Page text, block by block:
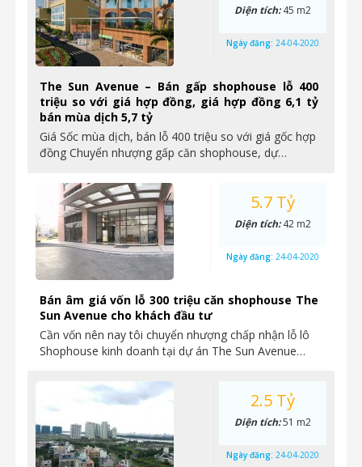
The Sun Avenue – Bán gấp shophouse lỗ 400
triệu so với giá hợp đồng, giá hợp đồng 6,1 tỷ
bán mùa dịch 5,7 tỷ
Giá Sốc mùa dịch, bán lỗ 400 triệu so với giá gốc hợp
đồng Chuyển nhượng gấp căn shophouse, dự…
Diện tích:45 m2
Ngày đăng: 24-04-2020
Bán âm giá vốn lỗ 300 triệu căn shophouse The
Sun Avenue cho khách đầu tư
Cần vốn nên nay tôi chuyển nhượng chấp nhận lỗ lô
Shophouse kinh doanh tại dự án The Sun Avenue…
5.7 Tỷ
Diện tích:42 m2
Ngày đăng: 24-04-2020
2.5 Tỷ
Diện tích:51 m2
Ngày đăng: 24-04-2020